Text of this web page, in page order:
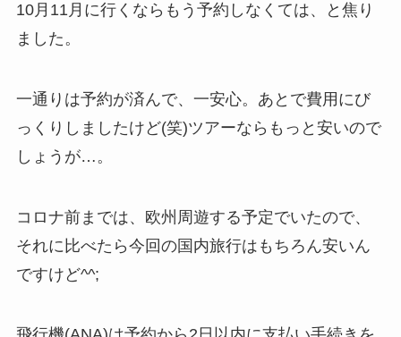
10月11月に行くならもう予約しなくては、と焦り
ました。
一通りは予約が済んで、一安心。あとで費用にび
っくりしましたけど(笑)ツアーならもっと安いので
しょうが…。
コロナ前までは、欧州周遊する予定でいたので、
それに比べたら今回の国内旅行はもちろん安いん
ですけど^^;